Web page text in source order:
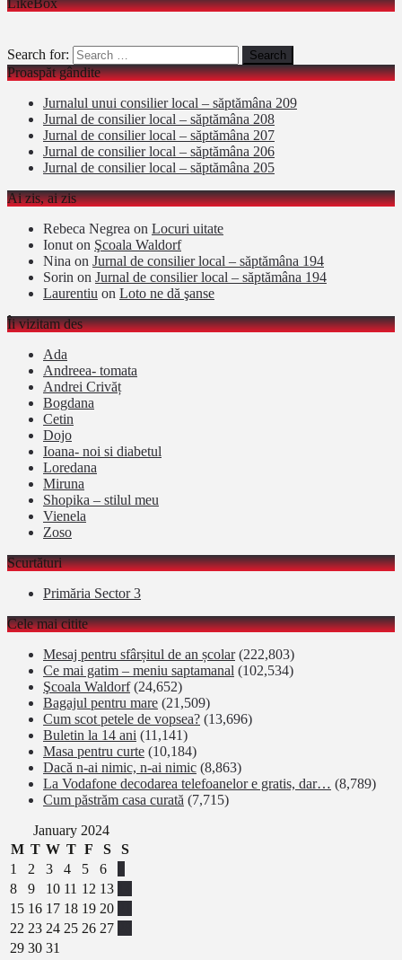
Search for:
Proaspăt gândite
Jurnalul unui consilier local – săptămâna 209
Jurnal de consilier local – săptămâna 208
Jurnal de consilier local – săptămâna 207
Jurnal de consilier local – săptămâna 206
Jurnal de consilier local – săptămâna 205
Ai zis, ai zis
Rebeca Negrea on Locuri uitate
Ionut on Şcoala Waldorf
Nina on Jurnal de consilier local – săptămâna 194
Sorin on Jurnal de consilier local – săptămâna 194
Laurentiu on Loto ne dă şanse
Îi vizitam des
Ada
Andreea- tomata
Andrei Crivăț
Bogdana
Cetin
Dojo
Ioana- noi si diabetul
Loredana
Miruna
Shopika – stilul meu
Vienela
Zoso
Scurtături
Primăria Sector 3
Cele mai citite
Mesaj pentru sfârșitul de an școlar (222,803)
Ce mai gatim – meniu saptamanal (102,534)
Şcoala Waldorf (24,652)
Bagajul pentru mare (21,509)
Cum scot petele de vopsea? (13,696)
Buletin la 14 ani (11,141)
Masa pentru curte (10,184)
Dacă n-ai nimic, n-ai nimic (8,863)
La Vodafone decodarea telefoanelor e gratis, dar… (8,789)
Cum păstrăm casa curată (7,715)
January 2024
M T W T F S
S
1
2 3 4 5 6
8
9 10 11 12 13
15 16 17 18 19 20
22 23 24 25 26 27
29 30 31